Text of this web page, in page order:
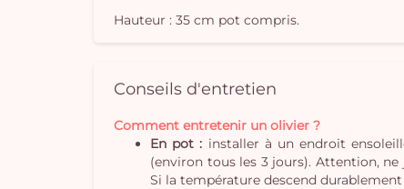
Hauteur : 35 cm pot compris.
Conseils d'entretien
Comment entretenir un olivier ?
En pot : installer à un endroit
(environ tous les 3 jours). Attention, ne
Si la température descend